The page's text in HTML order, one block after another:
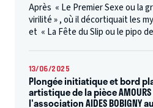
Après « Le Premier Sexe ou la
virilité » , où il décortiquait les
et « La Fête du Slip ou le pipo
13/06/2025
Plongée initiatique et bord
artistique de la pièce AMOURS
l'association AIDES BOBIGNY